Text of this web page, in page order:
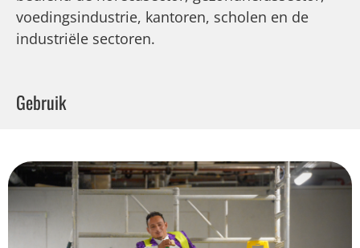
voedingsindustrie, kantoren, scholen en de
industriële sectoren.
Gebruik